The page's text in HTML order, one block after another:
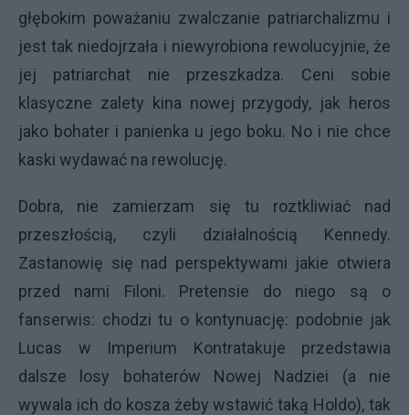
głębokim poważaniu zwalczanie patriarchalizmu i
jest tak niedojrzała i niewyrobiona rewolucyjnie, że
jej patriarchat nie przeszkadza. Ceni sobie
klasyczne zalety kina nowej przygody, jak heros
jako bohater i panienka u jego boku. No i nie chce
kaski wydawać na rewolucję.
Dobra, nie zamierzam się tu roztkliwiać nad
przeszłością, czyli działalnością Kennedy.
Zastanowię się nad perspektywami jakie otwiera
przed nami Filoni. Pretensie do niego są o
fanserwis: chodzi tu o kontynuację: podobnie jak
Lucas w Imperium Kontratakuje przedstawia
dalsze losy bohaterów Nowej Nadziei (a nie
wywala ich do kosza żeby wstawić taką Holdo), tak